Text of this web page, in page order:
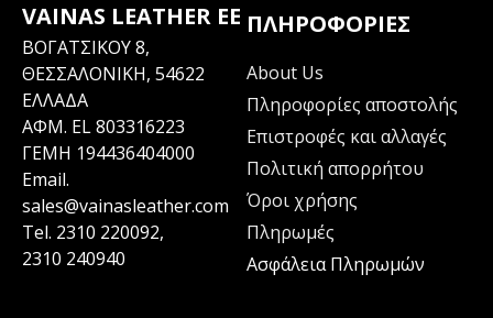
VAINAS LEATHER EE
ΒΟΓΑΤΣΙΚΟΥ 8,
ΘΕΣΣΑΛΟΝΙΚΗ, 54622
ΕΛΛΑΔΑ
ΑΦΜ. EL 803316223
ΓΕΜΗ 194436404000
Email.
sales@vainasleather.com
Tel. 2310 220092,
2310 240940
ΠΛΗΡΟΦΟΡΊΕΣ
About Us
Πληροφορίες αποστολής
Επιστροφές και αλλαγές
Πολιτική απορρήτου
Όροι χρήσης
Πληρωμές
Ασφάλεια Πληρωμών